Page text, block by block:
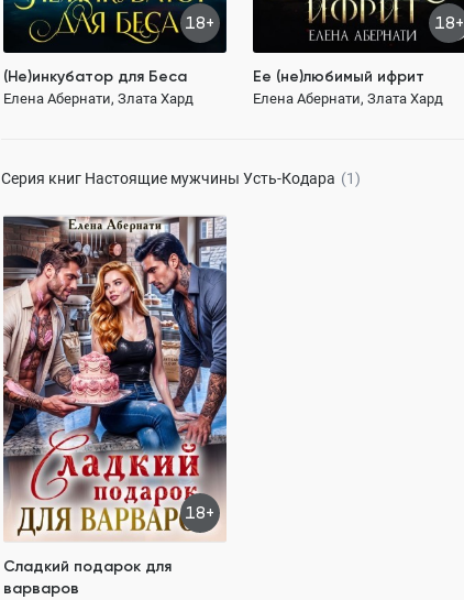
18+
(Не)инкубатор для Беса
Елена Абернати, Злата Хард
169 ₽
18+
Ее (не)любимый ифрит
Елена Абернати, Злата Хард
169 ₽
Серия книг Настоящие мужчины Усть-Кодара (1)
18+
Сладкий подарок для
варваров
Сладкий подарок для
варваров
Елена Абернати, Злата Хард
ПОЛНОСТЬЮ
113.6K
властный герой Любовь
очень откровенно